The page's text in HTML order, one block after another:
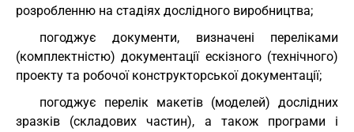
розробленню на стадіях дослідного виробництва;
погоджує документи, визначені переліками
(комплектністю) документації ескізного (технічного)
проекту та робочої конструкторської документації;
погоджує перелік макетів (моделей) дослідних
зразків (складових частин), а також програми і